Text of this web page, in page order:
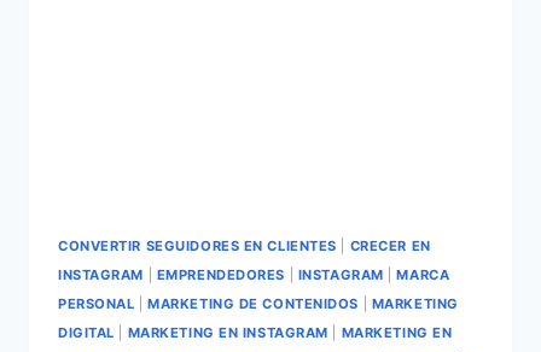
CONVERTIR SEGUIDORES EN CLIENTES
CRECER EN
INSTAGRAM
EMPRENDEDORES INSTAGRAM |MARCA
PERSONAL |MARKETING DE CONTENIDOS
MARKETING
DIGITAL
MARKETING EN INSTAGRAM
MARKETING EN